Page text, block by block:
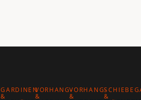
GARDINEN
&
VORHANG-
&
VORHANG-
& &